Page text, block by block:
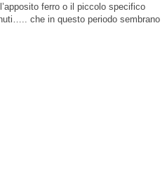
ferro o il piccolo specifico
che in questo periodo sembrano